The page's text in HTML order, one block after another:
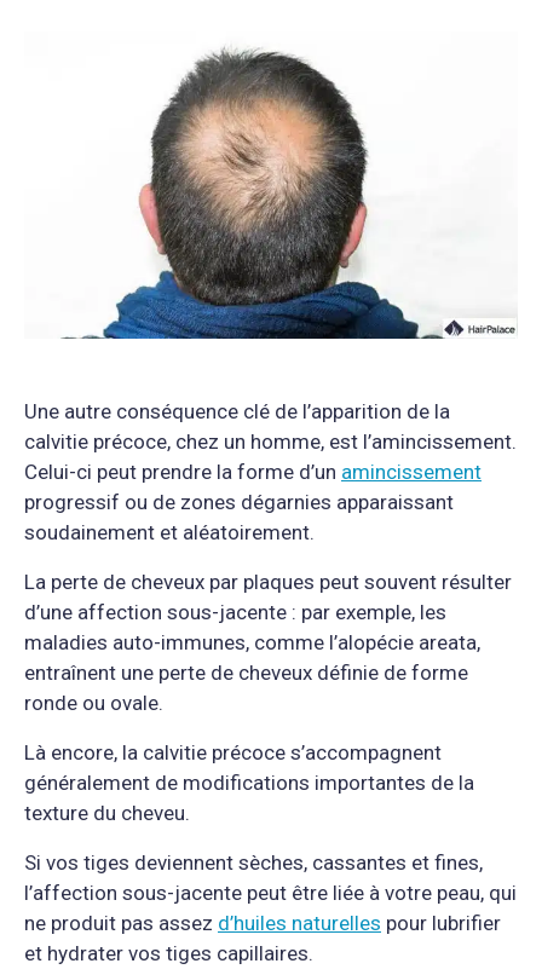
Une autre conséquence clé de l’apparition de la
calvitie précoce, chez un homme, est l’amincissement.
Celui-ci peut prendre la forme d’un amincissement
progressif ou de zones dégarnies apparaissant
soudainement et aléatoirement.
La perte de cheveux par plaques peut souvent résulter
d’une affection sous-jacente : par exemple, les
maladies auto-immunes, comme l’alopécie areata,
entraînent une perte de cheveux définie de forme
ronde ou ovale.
Là encore, la calvitie précoce s’accompagnent
généralement de modifications importantes de la
texture du cheveu.
Si vos tiges deviennent sèches, cassantes et fines,
l’affection sous-jacente peut être liée à votre peau, qui
ne produit pas assez d’huiles naturelles pour lubrifier
et hydrater vos tiges capillaires.